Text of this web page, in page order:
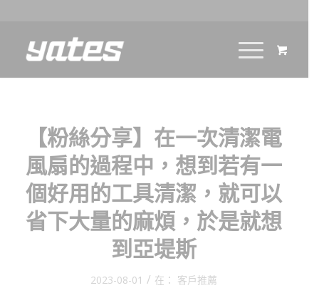
【粉絲分享】在一次清潔電
風扇的過程中，想到若有一
個好用的工具清潔，就可以
省下大量的麻煩，於是就想
到亞堤斯
2023-08-01 / 在： 客戶推薦